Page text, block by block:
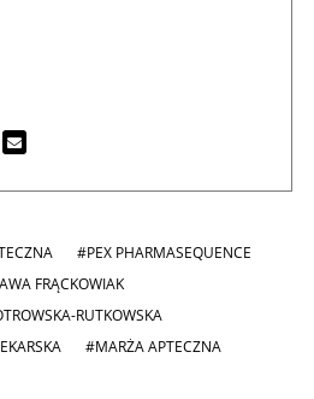
#PEX PHARMASEQUENCE
FRĄCKOWIAK
RUTKOWSKA
#MARŻA APTECZNA